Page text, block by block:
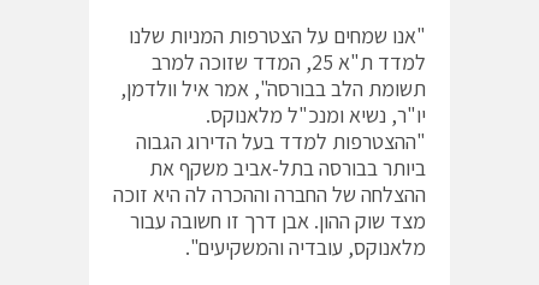
"אנו שמחים על הצטרפות המניות שלנו
למדד ת"א 25, המדד שזוכה למרב
תשומת הלב בבורסה", אמר איל וולדמן,
יו"ר, נשיא ומנכ"ל מלאנוקס.
"ההצטרפות למדד בעל הדירוג הגבוה
ביותר בבורסה בתל-אביב משקף את
ההצלחה של החברה וההכרה לה היא זוכה
מצד שוק ההון. אבן דרך זו חשובה עבור
מלאנוקס, עובדיה והמשקיעים".